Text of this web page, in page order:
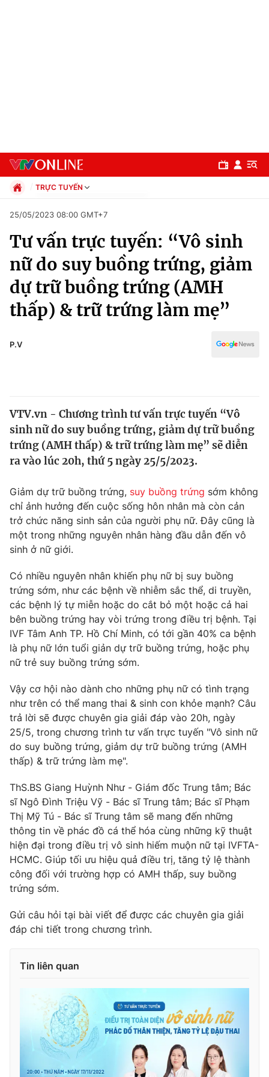
Chuyên mục
Chính trị
Xã hội
Pháp luật
Thế giới
Tin tức
Thế giới đó đây
Câu chuyện quốc tế
Kinh tế
Thị trường
Góc doanh nghiệp
Truyền hình
Phim VTV
Nhân vật
Khán giả
Giải sao mai
Giải trí
Điện ảnh
Âm nhạc
Sao
Đời sống
Du lịch
Làm đẹp
Chất lượng cuộc sống
Giáo dục
Tuyển sinh
Học trực tuyến
Công nghệ
Sản phẩm
Thị trường
Tư vấn
Giao lưu trực tuyến
Lịch phát sóng
Chuyên mục khác
Emagazine Podcast
Photo Infographic
Video Shorts video
VTV Money
VTV Sức khoẻ Bất động sản
Thị trường 24h
Vươn mình bằng AI
VTV8
Liên hệ tòa soạn English
TRỰC TUYẾN
Xã hội
Pháp luật
Thể thao
Truyền hình
Văn hóa - Giải trí
Y tế
25/05/2023 08:00 GMT+7
Tư vấn trực tuyến: “Vô sinh
nữ do suy buồng trứng, giảm
dự trữ buồng trứng (AMH
thấp) & trữ trứng làm mẹ”
P.V
VTV.vn - Chương trình tư vấn trực tuyến “Vô
sinh nữ do suy buồng trứng, giảm dự trữ buồng
trứng (AMH thấp) & trữ trứng làm mẹ” sẽ diễn
ra vào lúc 20h, thứ 5 ngày 25/5/2023.
Giảm dự trữ buồng trứng, suy buồng trứng sớm không
chỉ ảnh hưởng đến cuộc sống hôn nhân mà còn cản
trở chức năng sinh sản của người phụ nữ. Đây cũng là
một trong những nguyên nhân hàng đầu dẫn đến vô
sinh ở nữ giới.
Có nhiều nguyên nhân khiến phụ nữ bị suy buồng
trứng sớm, như các bệnh về nhiễm sắc thể, di truyền,
các bệnh lý tự miễn hoặc do cắt bỏ một hoặc cả hai
bên buồng trứng hay vòi trứng trong điều trị bệnh. Tại
IVF Tâm Anh TP. Hồ Chí Minh, có tới gần 40% ca bệnh
là phụ nữ lớn tuổi giản dự trữ buồng trứng, hoặc phụ
nữ trẻ suy buồng trứng sớm.
Vậy cơ hội nào dành cho những phụ nữ có tình trạng
như trên có thể mang thai & sinh con khỏe mạnh? Câu
trả lời sẽ được chuyên gia giải đáp vào 20h, ngày
25/5, trong chương trình tư vấn trực tuyến "Vô sinh nữ
do suy buồng trứng, giảm dự trữ buồng trứng (AMH
thấp) & trữ trứng làm mẹ".
ThS.BS Giang Huỳnh Như - Giám đốc Trung tâm; Bác
sĩ Ngô Đình Triệu Vỹ - Bác sĩ Trung tâm; Bác sĩ Phạm
Thị Mỹ Tú - Bác sĩ Trung tâm sẽ mang đến những
thông tin về phác đồ cá thể hóa cùng những kỹ thuật
hiện đại trong điều trị vô sinh hiếm muộn nữ tại IVFTA-
HCMC. Giúp tối ưu hiệu quả điều trị, tăng tỷ lệ thành
công đối với trường hợp có AMH thấp, suy buồng
trứng sớm.
Gửi câu hỏi tại bài viết để được các chuyên gia giải
đáp chi tiết trong chương trình.
Tin liên quan